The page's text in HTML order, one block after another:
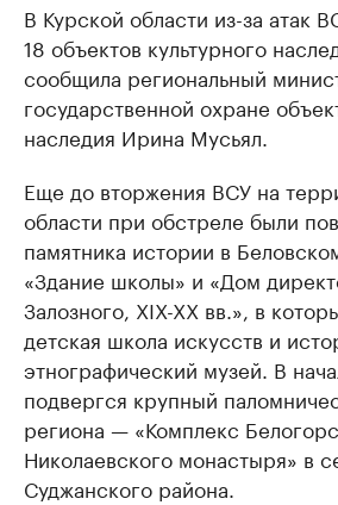
В Курской области из-за атак
18 объектов культурного
сообщила региональный
государственной охране
наследия Ирина Мусьял.
Еще до вторжения ВСУ на
области при обстреле были
памятника истории в
«Здание школы» и «Дом
Залозного, XIX-XX вв.», в
детская школа искусств и
этнографический музей. В
подвергся крупный
региона — «Комплекс
Николаевского монастыря» в
Суджанского района.